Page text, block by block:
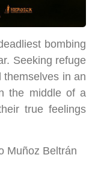
bombing
Seeking refuge
in an
the middle of a
true feelings
Muñoz Beltrán